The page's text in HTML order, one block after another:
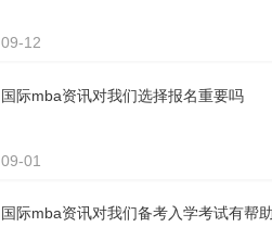
09-12
国际mba资讯对我们选择报名重要吗
09-01
国际mba资讯对我们备考入学考试有帮